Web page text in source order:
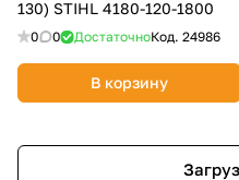
130) STIHL 4180-120-1800
0 0 ДостаточноКод. 24986
В корзину